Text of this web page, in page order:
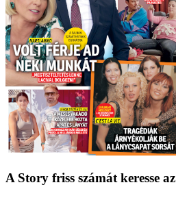
A Story friss számát keresse